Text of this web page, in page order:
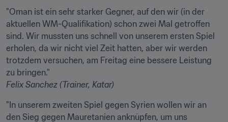
"Oman ist ein sehr starker Gegner, auf den wir (in der
aktuellen WM-Qualifikation) schon zwei Mal getroffen
sind. Wir mussten uns schnell von unserem ersten Spiel
erholen, da wir nicht viel Zeit hatten, aber wir werden
trotzdem versuchen, am Freitag eine bessere Leistung
Felix Sanchez (Trainer, Katar)
"In unserem zweiten Spiel gegen Syrien wollen wir an
den Sieg gegen Mauretanien anknüpfen, um uns